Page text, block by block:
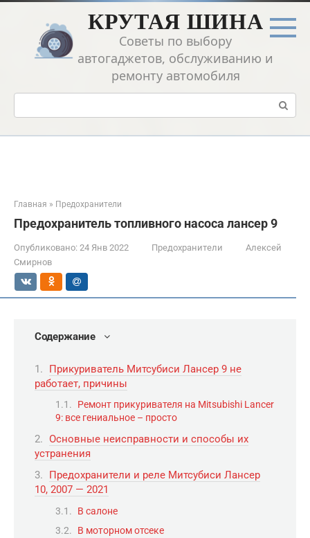
Перейти
контенту
КРУТАЯ ШИНА
Советы по выбору
автогаджетов, обслуживанию и
ремонту автомобиля
Поиск:
Главная » Предохранители
Предохранитель топливного насоса лансер 9
Опубликовано: 24 Янв 2022 Предохранители
Алексей
Смирнов
Содержание
Прикуриватель Митсубиси Лансер 9 не
работает, причины
Ремонт прикуривателя на Mitsubishi Lancer
9: все гениальное – просто
Основные неисправности и способы их
устранения
Предохранители и реле Митсубиси Лансер
10, 2007 — 2021
В салоне
В моторном отсеке